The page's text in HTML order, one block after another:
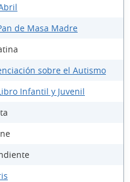
de Masa Madre
sobre el Autismo
Infantil y Juvenil